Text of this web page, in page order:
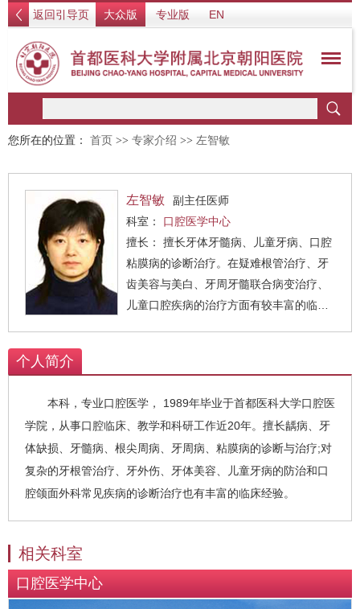
返回引导页 大众版 专业版 EN
您所在的位置： 首页 >> 专家介绍 >> 左智敏
左智敏
副主任医师
科室： 口腔医学中心
擅长： 擅长牙体牙髓病、儿童牙病、口腔
粘膜病的诊断治疗。在疑难根管治疗、牙
齿美容与美白、牙周牙髓联合病变治疗、
儿童口腔疾病的治疗方面有较丰富的临床
个人简介
本科，专业口腔医学， 1989年毕业于首都医科大学口腔医
学院，从事口腔临床、教学和科研工作近20年。擅长龋病、牙
体缺损、牙髓病、根尖周病、牙周病、粘膜病的诊断与治疗;对
复杂的牙根管治疗、牙外伤、牙体美容、儿童牙病的防治和口
腔颌面外科常见疾病的诊断治疗也有丰富的临床经验。
相关科室
口腔医学中心